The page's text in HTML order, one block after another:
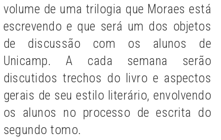
volume de uma trilogia que Moraes está
escrevendo e que será um dos objetos
de discussão com os alunos de
Unicamp. A cada semana serão
discutidos trechos do livro e aspectos
gerais de seu estilo literário, envolvendo
os alunos no processo de escrita do
segundo tomo.